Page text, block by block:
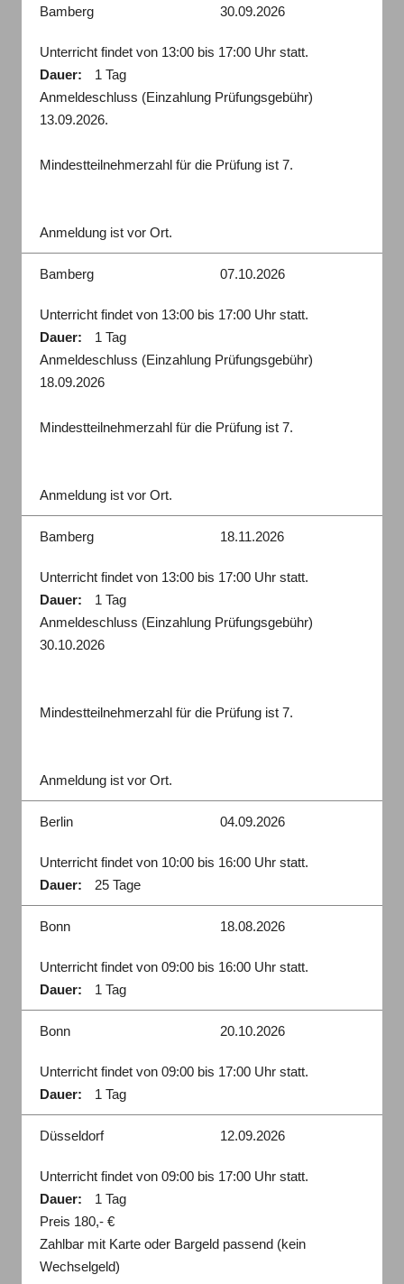
Bamberg 30.09.2026
Unterricht findet von 13:00 bis 17:00 Uhr statt.
Dauer:
1 Tag
Anmeldeschluss (Einzahlung Prüfungsgebühr)
13.09.2026.
Mindestteilnehmerzahl für die Prüfung ist 7.
Anmeldung ist vor Ort.
Bamberg 07.10.2026
Unterricht findet von 13:00 bis 17:00 Uhr statt.
Dauer:
1 Tag
Anmeldeschluss (Einzahlung Prüfungsgebühr)
18.09.2026
Mindestteilnehmerzahl für die Prüfung ist 7.
Anmeldung ist vor Ort.
Bamberg 18.11.2026
Unterricht findet von 13:00 bis 17:00 Uhr statt.
Dauer:
1 Tag
Anmeldeschluss (Einzahlung Prüfungsgebühr)
30.10.2026
Mindestteilnehmerzahl für die Prüfung ist 7.
Anmeldung ist vor Ort.
Berlin 04.09.2026
Unterricht findet von 10:00 bis 16:00 Uhr statt.
Dauer:
25 Tage
Bonn 18.08.2026
Unterricht findet von 09:00 bis 16:00 Uhr statt.
Dauer:
1 Tag
Bonn 20.10.2026
Unterricht findet von 09:00 bis 17:00 Uhr statt.
Dauer:
1 Tag
Düsseldorf 12.09.2026
Unterricht findet von 09:00 bis 17:00 Uhr statt.
Dauer:
1 Tag
Preis 180,- €
Zahlbar mit Karte oder Bargeld passend (kein
Wechselgeld)